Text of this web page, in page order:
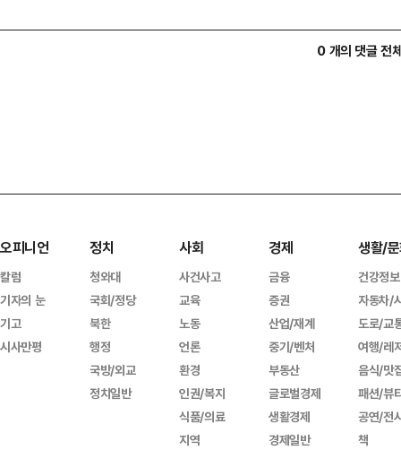
0 개의 댓글 전
오피니언
칼럼
기자의 눈
기고
시사만평
정치
청와대
국회/정당
북한
행정
국방/외교
정치일반
사회
사건사고
교육
노동
언론
환경
인권/복지
식품/의료
지역
경제
금융
증권
산업/재계
중기/벤처
부동산
글로벌경제
생활경제
경제일반
생활/
건강정보
자동차/
도로/교
여행/레
음식/맛
패션/뷰
공연/전
책